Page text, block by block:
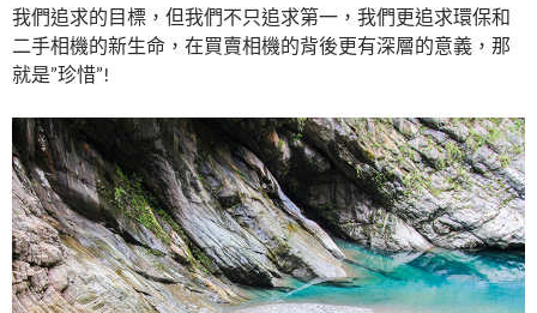
我們追求的目標，但我們不只追求第一，我們更追求環保和
二手相機的新生命，在買賣相機的背後更有深層的意義，那
就是”珍惜”!